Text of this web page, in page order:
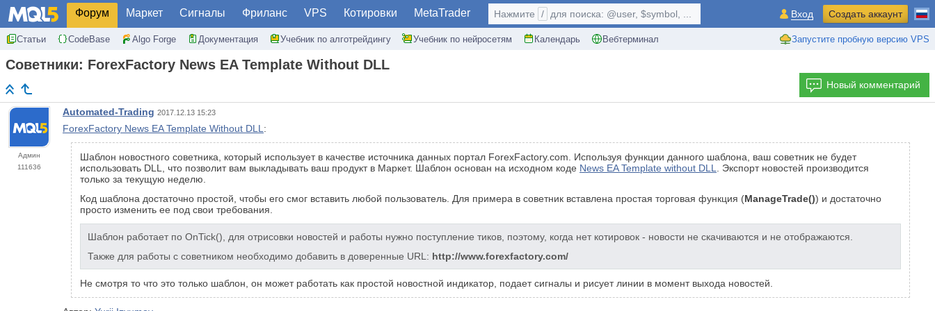
Форум Маркет Сигналы Фриланс VPS Котировки MetaTrader
Статьи CodeBase Algo Forge Документация Учебник по алготрейдингу Учебник по нейросетям Календарь Вебтерминал Запустите пробную версию VPS
Нажмите / для поиска: @user, $symbol, ... Вход Создать аккаунт
Советники: ForexFactory News EA Template Without DLL
Новый комментарий
Админ
111636
Automated-Trading 2017.12.13 15:23
ForexFactory News EA Template Without DLL:
Шаблон новостного советника, который использует в качестве источника данных портал ForexFactory.com. Используя функции данного шаблона, ваш советник не будет
использовать DLL, что позволит вам выкладывать ваш продукт в Маркет. Шаблон основан на исходном коде News EA Template without DLL. Экспорт новостей производится
только за текущую неделю.
Код шаблона достаточно простой, чтобы его смог вставить любой пользователь. Для примера в советник вставлена простая торговая функция (ManageTrade()) и достаточно
просто изменить ее под свои требования.
Шаблон работает по OnTick(), для отрисовки новостей и работы нужно поступление тиков, поэтому, когда нет котировок - новости не скачиваются и не отображаются.
Также для работы с советником необходимо добавить в доверенные URL: http://www.forexfactory.com/
Не смотря то что это только шаблон, он может работать как простой новостной индикатор, подает сигналы и рисует линии в момент выхода новостей.